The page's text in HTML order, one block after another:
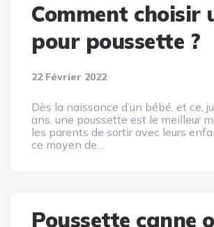
Comment choisir
pour poussette ?
22 Février 2022
Dès la naissance d’un bébé, et ce,
ans, une poussette est le meilleur
les parents de sortir avec leurs
ce moyen de…
Poussette canne